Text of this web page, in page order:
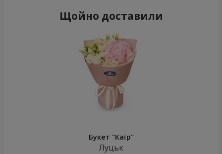
Щойно доставили
Букет "Каїр"
Луцьк